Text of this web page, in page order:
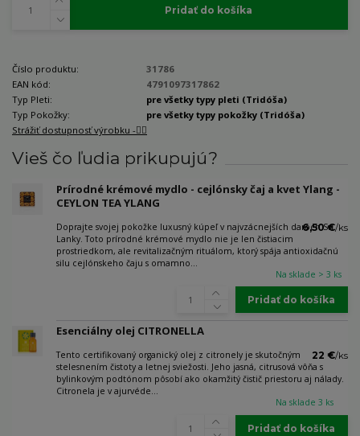
Pridať do košíka
Číslo produktu:
31786
EAN kód:
4791097317862
Typ Pleti:
pre všetky typy pleti (Tridóša)
Typ Pokožky:
pre všetky typy pokožky (Tridóša)
Strážiť dostupnosť výrobku -🐕‍🦺
Vieš čo ľudia prikupujú?
Prírodné krémové mydlo - cejlónsky čaj a kvet Ylang -
CEYLON TEA YLANG
Doprajte svojej pokožke luxusný kúpeľ v najvzácnejších daroch Srí
Lanky. Toto prírodné krémové mydlo nie je len čistiacim
prostriedkom, ale revitalizačným rituálom, ktorý spája antioxidačnú
silu cejlónskeho čaju s omamno...
6,50 €/ks
Na sklade > 3 ks
Pridať do košíka
Esenciálny olej CITRONELLA
Tento certifikovaný organický olej z citronely je skutočným
stelesnením čistoty a letnej sviežosti. Jeho jasná, citrusová vôňa s
bylinkovým podtónom pôsobí ako okamžitý čistič priestoru aj nálady.
Citronela je v ajurvéde...
22 €/ks
Na sklade 3 ks
Pridať do košíka